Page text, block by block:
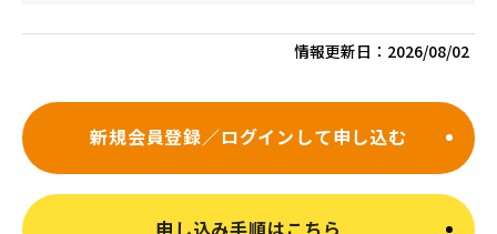
情報更新日： 2026/08/02
新規会員登録／ログインして申し込む
申し込み手順はこちら